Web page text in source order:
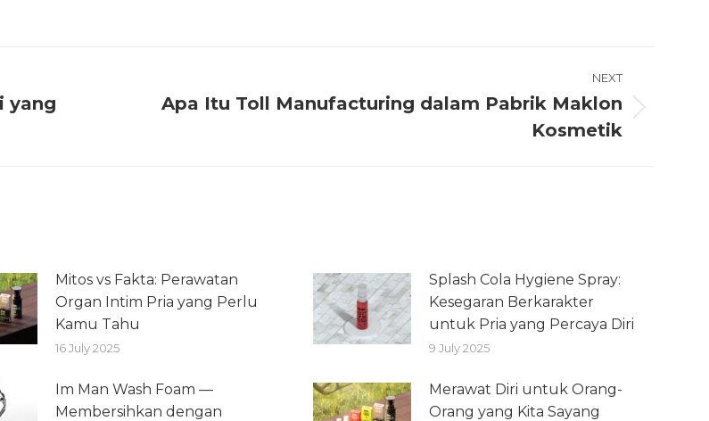
yang
NEXT
Apa Itu Toll Manufacturing dalam Pabrik Maklon
Kosmetik
Mitos vs Fakta: Perawatan
Organ Intim Pria yang Perlu
Kamu Tahu
16 July 2025
Splash Cola Hygiene Spray:
Kesegaran Berkarakter
untuk Pria yang Percaya Diri
9 July 2025
Im Man Wash Foam —
Membersihkan dengan
Merawat Diri untuk Orang-
Orang yang Kita Sayang